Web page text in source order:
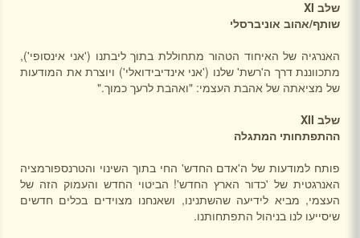
שלב XI
שותף/אהוב אוניברסלי
האנרגיה של האיחוד הטהור מתחוללת בתוך ליבתנו ('אני אינסופי'),
מתכווננת דרך ה'רשת' שלנו ('אני אינדיבידואלי') ויוצרת את המודעות
של מציאתה של אהבת העצמי: "ואהבת לרעך כמוך."
שלב XII
ההתפתחותי המתגלה
פותח למודעות של ה'אדם החדש' החי בתוך השינוי והטרנספורמציה
האנרגטית של 'כדור הארץ החדש'! הביטוי החדש והעמוק הזה של
העצמי, מביא לידיעה שהשתנינו, ושאנחנו מצוידים בכלים חדשים
שיסייעו לנו בניהול התפתחותנו.